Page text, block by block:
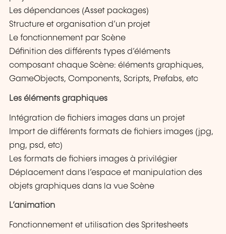
Les dépendances (Asset packages)
Structure et organisation d’un projet
Le fonctionnement par Scène
Définition des différents types d’éléments
composant chaque Scène: éléments graphiques,
GameObjects, Components, Scripts, Prefabs, etc
Les éléments graphiques
Intégration de fichiers images dans un projet
Import de différents formats de fichiers images (jpg,
png, psd, etc)
Les formats de fichiers images à privilégier
Déplacement dans l’espace et manipulation des
objets graphiques dans la vue Scène
L’animation
Fonctionnement et utilisation des Spritesheets